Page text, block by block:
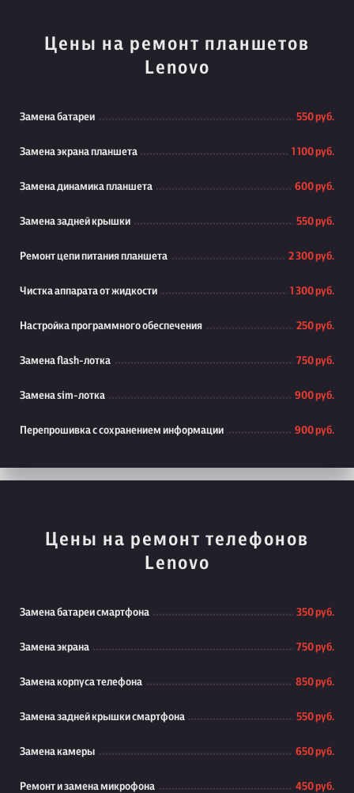
Цены на ремонт планшетов
Lenovo
Замена батареи 550 руб.
Замена экрана планшета 1 100 руб.
Замена динамика планшета 600 руб.
Замена задней крышки 550 руб.
Ремонт цепи питания планшета 2 300 руб.
Чистка аппарата от жидкости 1 300 руб.
Настройка программного обеспечения 250 руб.
Замена flash-лотка 750 руб.
Замена sim-лотка 900 руб.
Перепрошивка с сохранением информации 900 руб.
Цены на ремонт телефонов
Lenovo
Замена батареи смартфона 350 руб.
Замена экрана 750 руб.
Замена корпуса телефона 850 руб.
Замена задней крышки смартфона 550 руб.
Замена камеры 650 руб.
Ремонт и замена микрофона 450 руб.